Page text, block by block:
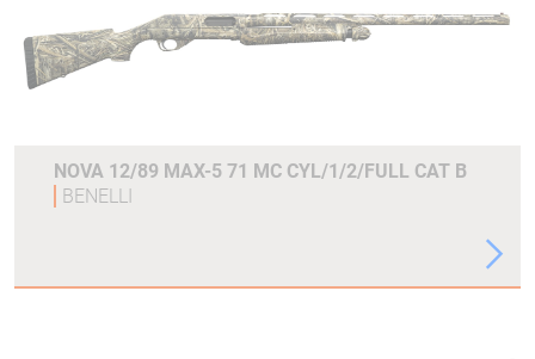
NOVA 12/89 MAX-5 71 MC CYL/1/2/FULL CAT B
BENELLI